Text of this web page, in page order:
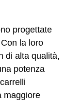
progettate
la loro
di alta qualità,
potenza
maggiore